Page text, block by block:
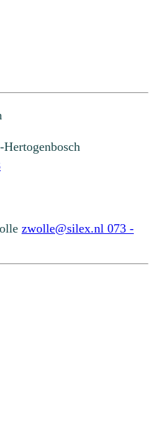
Hertogenbosch
zwolle@silex.nl 073 -